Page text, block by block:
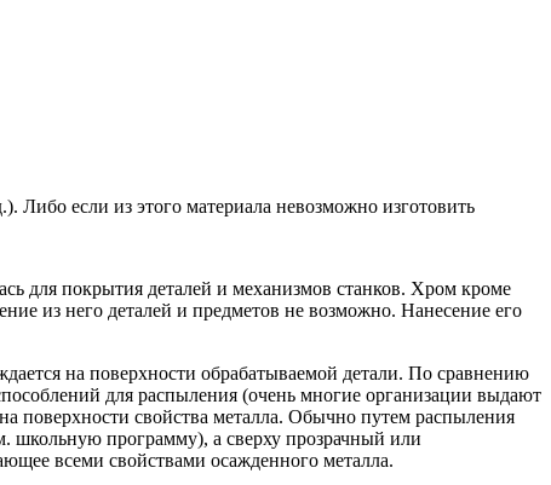
Либо если из этого материала невозможно изготовить
для покрытия деталей и механизмов станков. Хром кроме
из него деталей и предметов не возможно. Нанесение его
на поверхности обрабатываемой детали. По сравнению
для распыления (очень многие организации выдают
поверхности свойства металла. Обычно путем распыления
школьную программу), а сверху прозрачный или
всеми свойствами осажденного металла.